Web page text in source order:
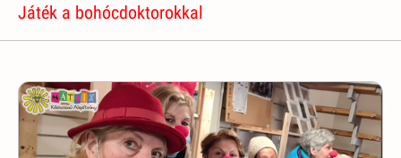
Játék a bohócdoktorokkal